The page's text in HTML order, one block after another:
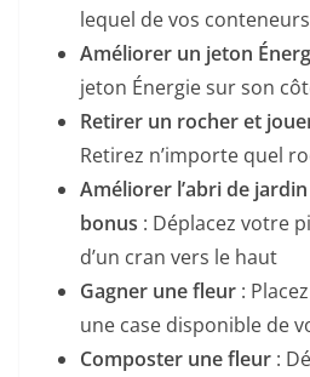
lequel de vos conteneurs
Améliorer un jeton
jeton Énergie sur son
Retirer un rocher et
Retirez n’importe quel
Améliorer l’abri de
bonus : Déplacez votre
d’un cran vers le haut
Gagner une fleur :
une case disponible de
Composter une fleur :